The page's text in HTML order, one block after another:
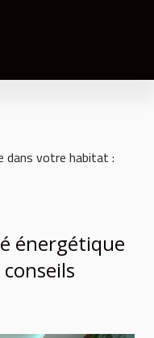
dans votre habitat :
énergétique